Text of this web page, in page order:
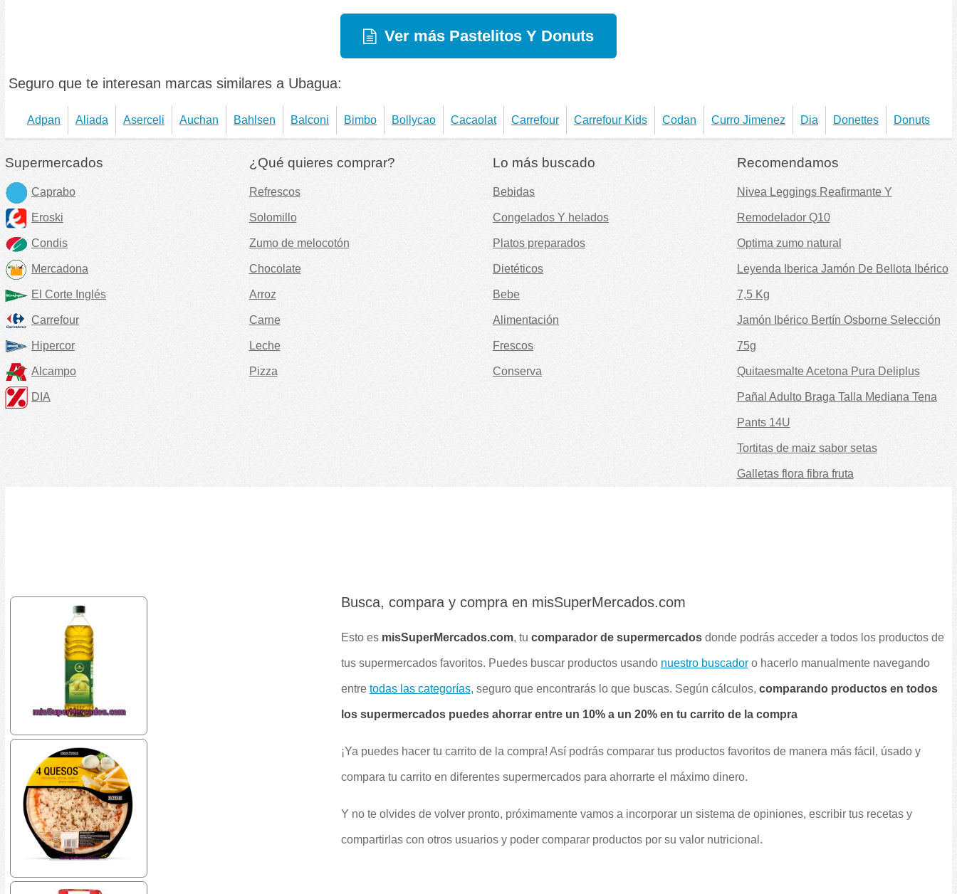
Ver más Pastelitos Y Donuts
Seguro que te interesan marcas similares a Ubagua:
Adpan Aliada Aserceli Auchan Bahlsen Balconi Bimbo Bollycao Cacaolat Carrefour Carrefour Kids Codan Curro Jimenez Dia Donettes Donuts
Supermercados
Caprabo
Eroski
Condis
Mercadona
El Corte Inglés
Carrefour
Hipercor
Alcampo
DIA
¿Qué quieres comprar?
Refrescos
Solomillo
Zumo de melocotón
Chocolate
Arroz
Carne
Leche
Pizza
Lo más buscado
Bebidas
Congelados Y helados
Platos preparados
Dietéticos
Bebe
Alimentación
Frescos
Conserva
Recomendamos
Nivea Leggings Reafirmante Y
Remodelador Q10
Optima zumo natural
Leyenda Iberica Jamón De Bellota Ibérico
7,5 Kg
Jamón Ibérico Bertín Osborne Selección
75g
Quitaesmalte Acetona Pura Deliplus
Pañal Adulto Braga Talla Mediana Tena
Pants 14U
Tortitas de maiz sabor setas
Galletas flora fibra fruta
Busca, compara y compra en misSuperMercados.com
Esto es misSuperMercados.com, tu comparador de supermercadosdonde podrás acceder a todos los productos de
tus supermercados favoritos. Puedes buscar productos usando nuestro buscadoro hacerlo manualmente navegando
entre todas las categorías, seguro que encontrarás lo que buscas. Según cálculos, comparando productos en todos
los supermercados puedes ahorrar entre un 10% a un 20% en tu carrito de la compra
¡Ya puedes hacer tu carrito de la compra! Así podrás comparar tus productos favoritos de manera más fácil, úsado y
compara tu carrito en diferentes supermercados para ahorrarte el máximo dinero.
Y no te olvides de volver pronto, próximamente vamos a incorporar un sistema de opiniones, escribir tus recetas y
compartirlas con otros usuarios y poder comparar productos por su valor nutricional.